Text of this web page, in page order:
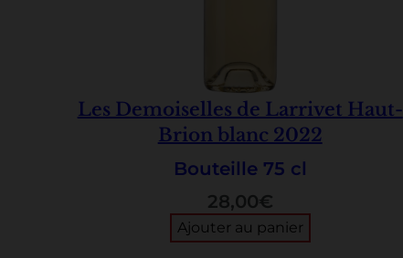
Les Demoiselles de Larrivet Haut-
Brion blanc 2022
Bouteille 75 cl
28,00€
Ajouter au panier